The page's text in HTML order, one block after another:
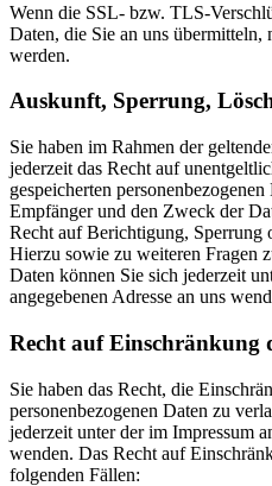
Wenn die SSL- bzw. TLS-
Daten, die Sie an uns
werden.
Auskunft, Sperrung,
Sie haben im Rahmen der
jederzeit das Recht auf
gespeicherten
Empfänger und den Zweck der
Recht auf Berichtigung, Sperrung
Hierzu sowie zu weiteren Fragen
Daten können Sie sich jederzeit
angegebenen Adresse an uns
Recht auf Einschränkung
Sie haben das Recht, die
personenbezogenen Daten zu
jederzeit unter der im Impressum
wenden. Das Recht auf
folgenden Fällen: